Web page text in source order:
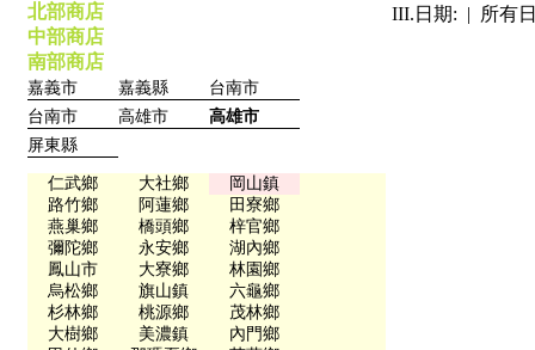
北部商店
中部商店
南部商店
嘉義市 嘉義縣
台南市
台南市
高雄市
高雄市
屏東縣
仁武鄉 大社鄉
岡山鎮
路竹鄉
阿蓮鄉
田寮鄉
燕巢鄉
橋頭鄉
梓官鄉
彌陀鄉
永安鄉
湖內鄉
鳳山市
大寮鄉
林園鄉
烏松鄉
旗山鎮
六龜鄉
杉林鄉
桃源鄉
茂林鄉
大樹鄉
美濃鎮
內門鄉
III.日期: | 所有